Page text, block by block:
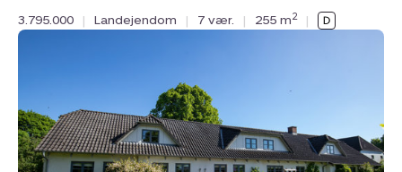
3.795.000
| Landejendom | 7 vær. | 255 m2 |
6580
Vamdrup